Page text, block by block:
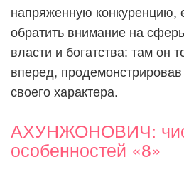
напряженную конкуренцию,
обратить внимание на
власти и богатства: там он
вперед,
своего характера.
АХУНЖОНОВИЧ:
особенностей «8»